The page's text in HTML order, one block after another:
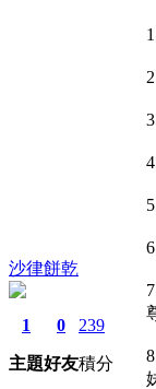
沙律餅乾
1
主題
0
好友
239
積分